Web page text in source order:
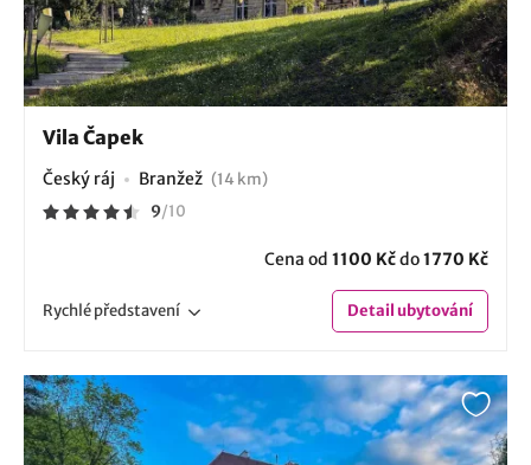
Vila Čapek
Český ráj Branžež (14 km)
9/10
Cena od 1100 Kčdo1770 Kč
Rychlépředstavení Detailubytování